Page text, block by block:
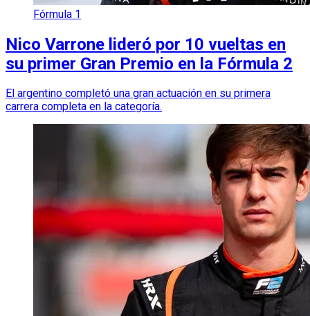
Fórmula 1
Nico Varrone lideró por 10 vueltas en
su primer Gran Premio en la Fórmula 2
El argentino completó una gran actuación en su primera
carrera completa en la categoría.